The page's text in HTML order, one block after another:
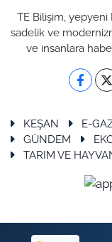
TE Bilişim, yepyeni
sadelik ve
ve insanlara
KEŞAN E-
GÜNDEM
TARIM VE